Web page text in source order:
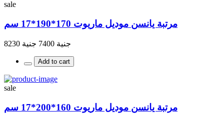
sale
مرتبة يانسن موديل ماريوت 170*190*17 سم
جنية 7400 جنية 8230
Add to cart
sale
مرتبة يانسن موديل ماريوت 160*200*17 سم